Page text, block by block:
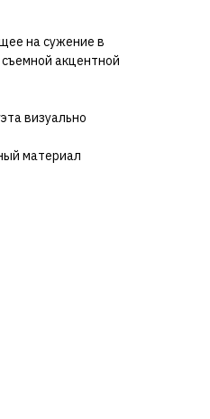
на сужение в
акцентной
визуально
материал